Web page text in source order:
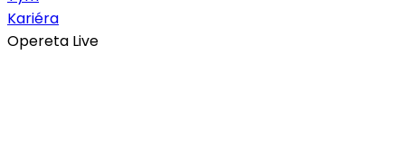
Kariéra
Opereta Live